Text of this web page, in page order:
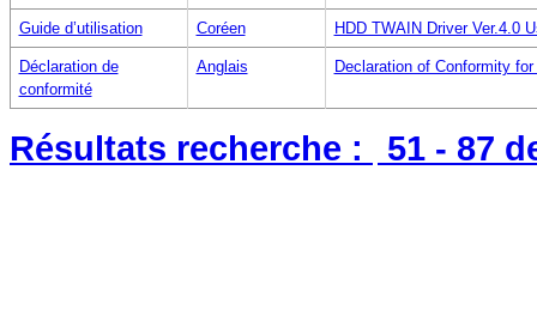
Guide d’utilisation Coréen HDD TWAIN Driver Ver.4.0
Déclaration de
conformité
Anglais Declaration of Conformity
Résultats recherche : 51 - 87